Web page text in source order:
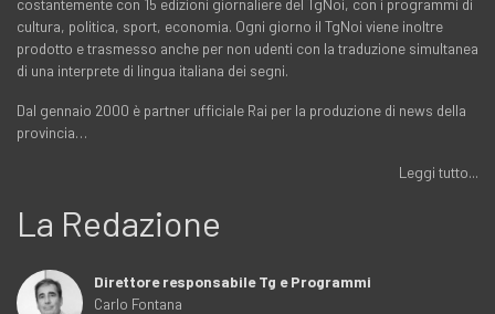
costantemente con 15 edizioni giornaliere del TgNoi, con i programmi di
cultura, politica, sport, economia. Ogni giorno il TgNoi viene inoltre
prodotto e trasmesso anche per non udenti con la traduzione simultanea
di una interprete di lingua italiana dei segni.
Dal gennaio 2000 è partner ufficiale Rai per la produzione di news della
provincia…
Leggi tutto...
La Redazione
Direttore responsabile Tg e Programmi
Carlo Fontana